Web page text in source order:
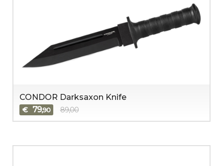
CONDOR Darksaxon Knife
€ 79,90 89,00